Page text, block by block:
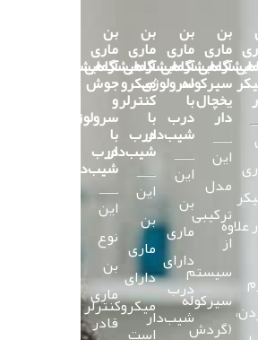
علاوه
بن
ماری
آزمایشگاهی
سیرکوله
یخچال
دار
این
مدل
ترکیبی
از
سیستم
سیرکوله
(گردش
بن
ماری
آزمایشگاهی
سرولوژی
با
درب
شیب‌دار
این
بن
ماری
دارای
درب
شیب‌دار
بن
ماری
آزمایشگاهی
میکرو
کنترلر
با
درب
شیب‌دار
این
بن
ماری
دارای
میکروکنترلر
بن
ماری
آزمایشگاهی
جوش
و
سرولوژی
با
درب
شیب‌دار
این
نوع
بن
ماری
قادر